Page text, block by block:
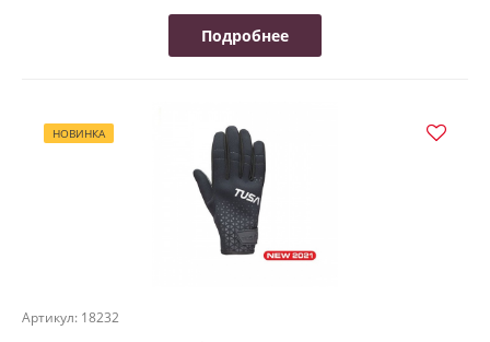
Подробнее
НОВИНКА
Артикул: 18232